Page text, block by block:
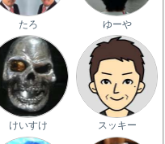
たろ ゆーや
けいすけ スッキー